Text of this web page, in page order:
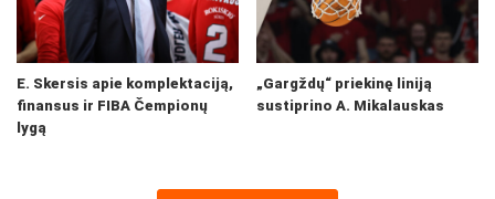
E. Skersis apie komplektaciją,
finansus ir FIBA Čempionų
lygą
„Gargždų“ priekinę liniją
sustiprino A. Mikalauskas